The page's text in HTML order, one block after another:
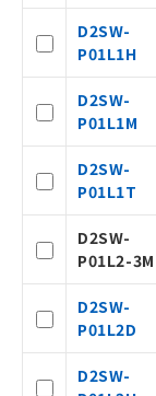
D2SW-
P01L1H
D2SW-
P01L1M
D2SW-
P01L1T
D2SW-
P01L2-3M
D2SW-
P01L2D
D2SW-
記
○
以下の条
ご利用く
本
商
抜)
当
本
こ
在
記
タ
覧
準
了
正
様